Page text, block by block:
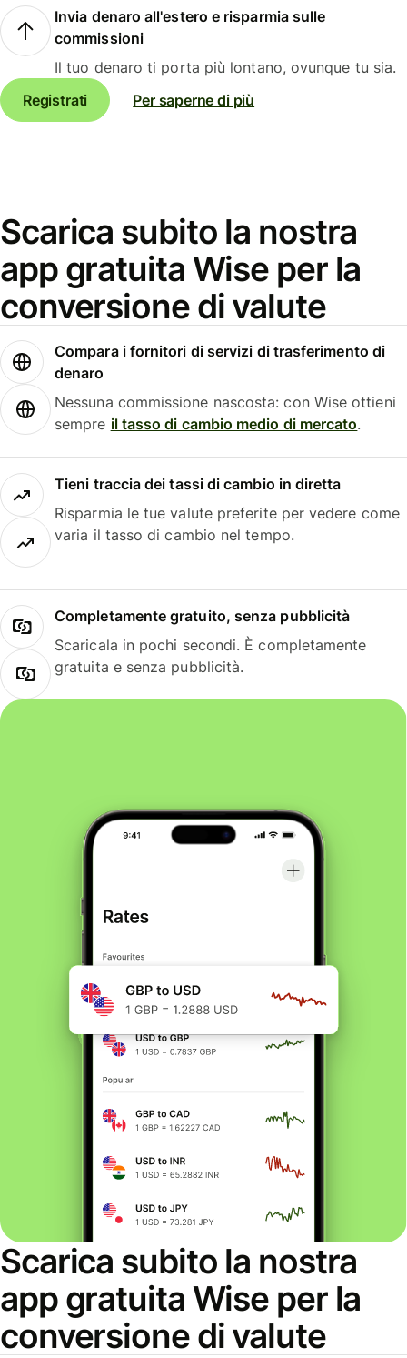
Invia denaro all'estero e risparmia sulle
commissioni
Il tuo denaro ti porta più lontano, ovunque tu sia.
Registrati
Per saperne di più
Scarica subito la nostra
app gratuita Wise per la
conversione di valute
Compara i fornitori di servizi di trasferimento di
denaro
Nessuna commissione nascosta: con Wise ottieni
sempre il tasso di cambio medio di mercato.
Tieni traccia dei tassi di cambio in diretta
Risparmia le tue valute preferite per vedere come
varia il tasso di cambio nel tempo.
Completamente gratuito, senza pubblicità
Scaricala in pochi secondi. È completamente
gratuita e senza pubblicità.
Scarica subito la nostra
app gratuita Wise per la
conversione di valute